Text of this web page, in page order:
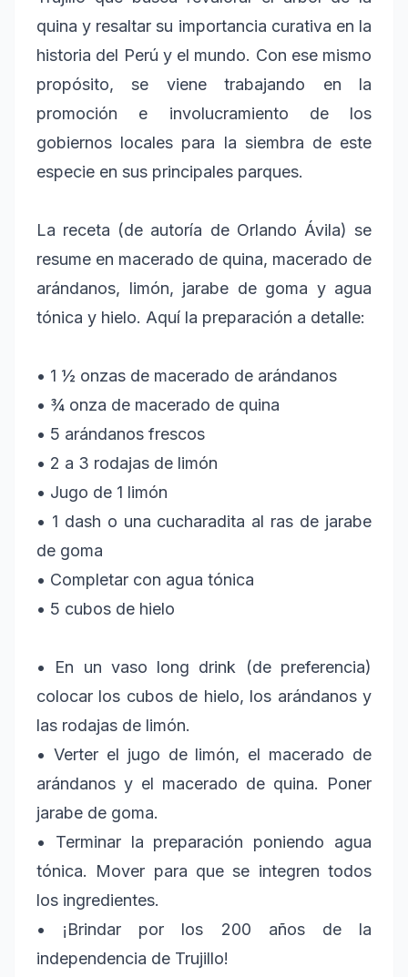
quina y resaltar su importancia curativa en la
historia del Perú y el mundo. Con ese mismo
propósito, se viene trabajando en la
promoción e involucramiento de los
gobiernos locales para la siembra de este
especie en sus principales parques.
La receta (de autoría de Orlando Ávila) se
resume en macerado de quina, macerado de
arándanos, limón, jarabe de goma y agua
tónica y hielo. Aquí la preparación a detalle:
• 1 ½ onzas de macerado de arándanos
• ¾ onza de macerado de quina
• 5 arándanos frescos
• 2 a 3 rodajas de limón
• Jugo de 1 limón
• 1 dash o una cucharadita al ras de jarabe
de goma
• Completar con agua tónica
• 5 cubos de hielo
• En un vaso long drink (de preferencia)
colocar los cubos de hielo, los arándanos y
las rodajas de limón.
• Verter el jugo de limón, el macerado de
arándanos y el macerado de quina. Poner
jarabe de goma.
• Terminar la preparación poniendo agua
tónica. Mover para que se integren todos
los ingredientes.
• ¡Brindar por los 200 años de la
independencia de Trujillo!